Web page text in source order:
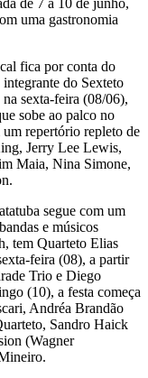
uma gastronomia
fica por conta do
do Sexteto
na sexta-feira (08/06),
sobe ao palco no
repertório repleto de
Jerry Lee Lewis,
Maia, Nina Simone,
segue com um
e músicos
tem Quarteto Elias
feira (08), a partir
Trio e Diego
(10), a festa começa
Andréa Brandão
Sandro Haick
(Wagner